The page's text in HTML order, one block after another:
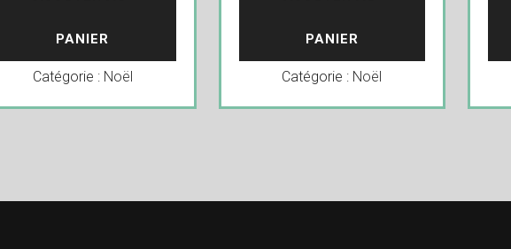
PANIER
Catégorie : Noël
PANIER
Catégorie : Noël